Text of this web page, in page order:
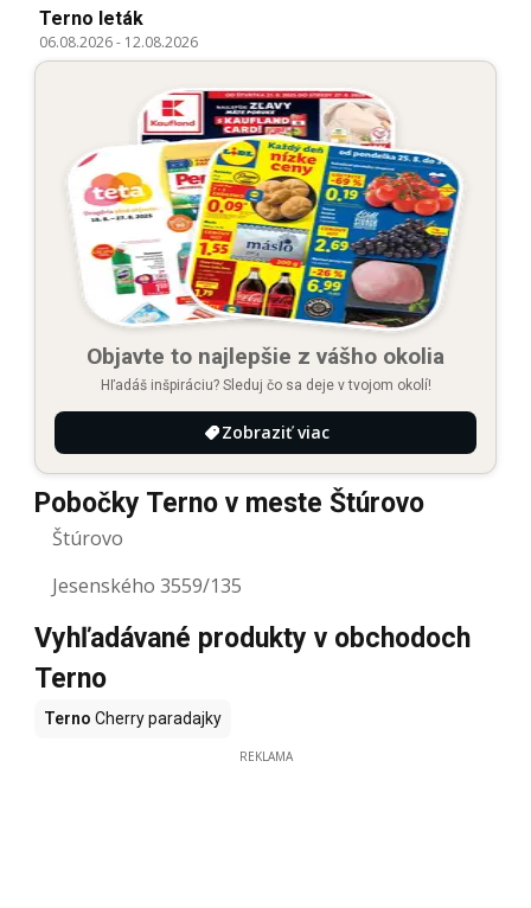
Terno leták
06.08.2026- 12.08.2026
Objavte to najlepšie z vášho okolia
Hľadáš inšpiráciu? Sleduj čo sa deje v tvojom okolí!
Zobraziť viac
Pobočky Terno v meste Štúrovo
Štúrovo
Jesenského 3559/135
Vyhľadávané produkty v obchodoch
Terno
Terno Cherry paradajky
REKLAMA